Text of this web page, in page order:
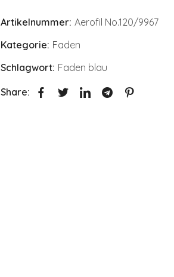
Artikelnummer: Aerofil No.120/9967
Kategorie: Faden
Schlagwort: Faden blau
Share: